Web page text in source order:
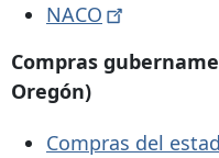
NACO
Compras
Oregón)
Compras del